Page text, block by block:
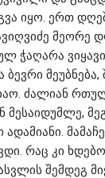
იყო. ერთ
მეორე
ჭაღარა
მეუბნება,
ძალიან
ადამიანი.
რაც კი
შემდეგ